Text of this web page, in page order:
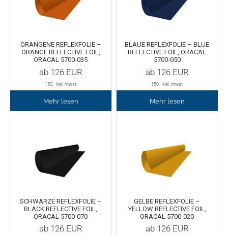
Oracal 638
Spezialfolie
Übersicht
Gedruckte Medien
Oralite 5600E
Oralite 5700
Oracal 6510
Oracal 7510
GCC - Expert/Puma/Jaguar
Brother
Laserzubehör
Schneide-Software
Schneideplotter
Transferpressen
Schneidleisten
Schneidewerkzeuge und -matten
Bodywarmer
Marken
Myrtle Beach
Sols
Stormtech
James & Nicholson
ORANGENE REFLEXFOLIE –
ORANGE REFLECTIVE FOIL,
ORACAL 5700-035
ab 126EUR
150 ,- inkl. mwst
Mehr lesen
BLAUE REFLEXFOLIE – BLUE
REFLECTIVE FOIL, ORACAL
5700-050
ab 126EUR
150 ,- inkl. mwst
Mehr lesen
SCHWARZE REFLEXFOLIE –
BLACK REFLECTIVE FOIL,
ORACAL 5700-070
ab 126EUR
GELBE REFLEXFOLIE –
YELLOW REFLECTIVE FOIL,
ORACAL 5700-020
ab 126EUR